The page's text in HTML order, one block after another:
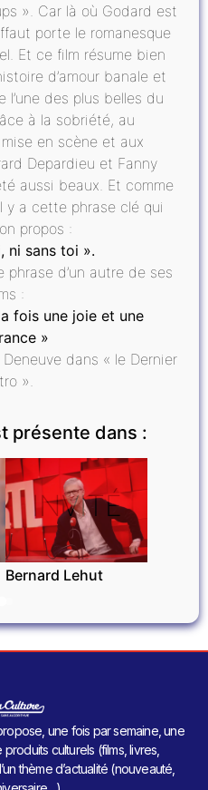
». Car là où Godard est
porte le romanesque
Et ce film résume bien
d’amour banale et
l’une des plus belles du
à la sobriété, au
en scène et aux
Depardieu et Fanny
aussi beaux. Et comme
y a cette phrase clé qui
propos :
ni sans toi ».
d’un autre de ses
:
fois une joie et une
»
dans « le Dernier
».
présente dans :
INVITÉ
Bernard Lehut
une fois par semaine, une
culturels (films, livres,
thème d’actualité (nouveauté,